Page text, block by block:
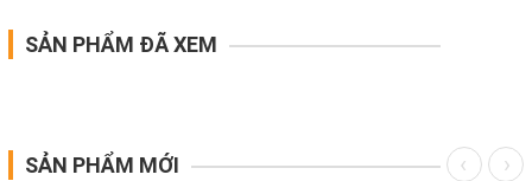
SẢN PHẨM ĐÃ XEM
SẢN PHẨM MỚI